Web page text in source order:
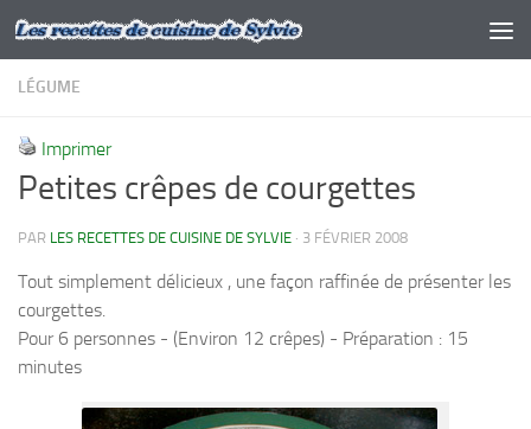
Skip to content
LÉGUME
Imprimer
Petites crêpes de courgettes
PAR LES RECETTES DE CUISINE DE SYLVIE · 3 FÉVRIER 2008
Tout simplement délicieux , une façon raffinée de présenter les
courgettes.
Pour 6 personnes - (Environ 12 crêpes) - Préparation : 15
minutes